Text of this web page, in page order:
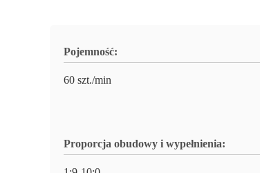
Pojemność:
60 szt./min
Proporcja obudowy i wypełnienia: